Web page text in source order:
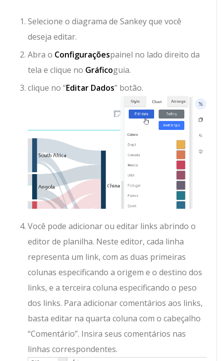
Selecione o diagrama de Sankey que você
deseja editar.
Abra o Configuraçõespainel no lado direito da
tela e clique no Gráficoguia.
clique no “Editar Dados” botão.
Você pode adicionar ou editar links abrindo o
editor de planilha. Neste editor, cada linha
representa um link, com as duas primeiras
colunas especificando a origem e o destino dos
links, e a terceira coluna especificando o peso
dos links. Para adicionar comentários aos links,
basta editar na quarta coluna com o cabeçalho
“Comentário”. Insira seus comentários nas
linhas correspondentes.